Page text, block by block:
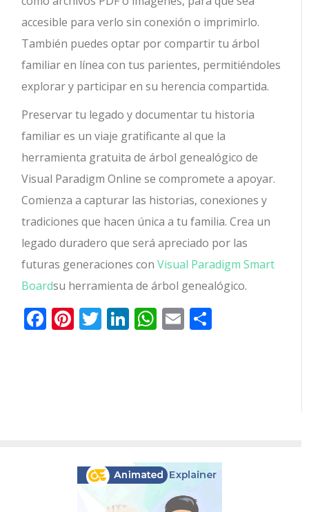
accesible para verlo sin conexión o imprimirlo.
También puedes optar por compartir tu árbol
familiar en línea con tus parientes, permitiéndoles
explorar y participar en su herencia compartida.
Preservar tu legado y documentar tu historia
familiar es un viaje gratificante al que la
herramienta gratuita de árbol genealógico de
Visual Paradigm Online se compromete a apoyar.
Comienza a capturar las historias, conexiones y
tradiciones que hacen única a tu familia. Crea un
legado duradero que será apreciado por las
futuras generaciones conVisual Paradigm Smart
Boardsu herramienta de árbol genealógico.
Facebook
Pinterest
Twitter
LinkedIn
WhatsApp
Email